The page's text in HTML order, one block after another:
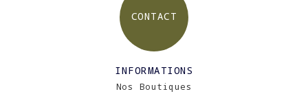
CONTACT
INFORMATIONS
Nos Boutiques